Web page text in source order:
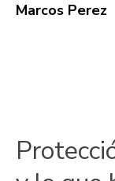
Marcos Perez